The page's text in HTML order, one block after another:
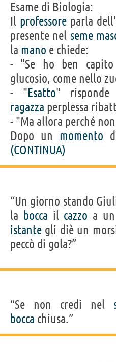
Esame di Biologia:
Il professoreparla
presente nel seme
la mano e chiede:
- "Se ho ben
glucosio, come nello
- "Esatto"
ragazza perplessa
- "Ma allora perché
Dopo un momento
(CONTINUA)
“Un giorno stando
la bocca il cazzo a
istante gli diè un
peccò di gola?”
“Se non credi nel
bocca chiusa.”